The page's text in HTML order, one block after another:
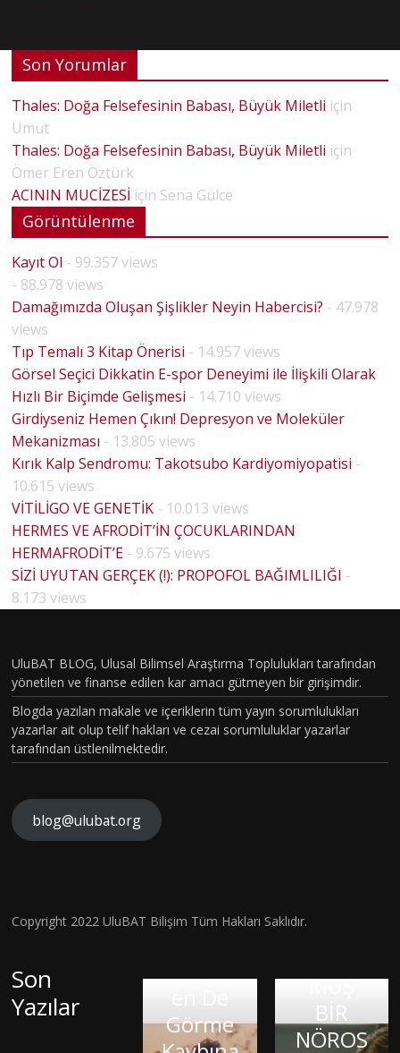
Son Yorumlar
Thales: Doğa Felsefesinin Babası, Büyük Miletli için
Umut
Thales: Doğa Felsefesinin Babası, Büyük Miletli için
Ömer Eren Öztürk
ACININ MUCİZESİ için Sena Gülce
Görüntülenme
Kayıt Ol - 99.357 views
- 88.978 views
Damağımızda Oluşan Şişlikler Neyin Habercisi? - 47.978
views
Tıp Temalı 3 Kitap Önerisi - 14.957 views
Görsel Seçici Dikkatin E-spor Deneyimi ile İlişkili Olarak
Hızlı Bir Biçimde Gelişmesi - 14.710 views
Girdiyseniz Hemen Çıkın! Depresyon ve Moleküler
Mekanizması - 13.805 views
Kırık Kalp Sendromu: Takotsubo Kardiyomiyopatisi -
10.615 views
VİTİLİGO VE GENETİK - 10.013 views
HERMES VE AFRODİT’İN ÇOCUKLARINDAN
HERMAFRODİT’E - 9.675 views
SİZİ UYUTAN GERÇEK (!): PROPOFOL BAĞIMLILIĞI -
8.173 views
UluBAT BLOG, Ulusal Bilimsel Araştırma Toplulukları tarafından
yönetilen ve finanse edilen kar amacı gütmeyen bir girişimdir.
Blogda yazılan makale ve içeriklerin tüm yayın sorumlulukları
yazarlar ait olup telif hakları ve cezai sorumluluklar yazarlar
tarafından üstlenilmektedir.
blog@ulubat.org
Copyright 2022 UluBAT Bilişim Tüm Hakları Saklıdır.
Son
Yazılar
Hava
Görme
İnsan:
BİYOLO
JİK
TOPLU
MSAL
CİNSİYE
T
MLARIN
IN
FİZYOL
TARİHS
EL
SÜREÇ
KIRIK
HOUSE
MD
BÖLÜM
VAKASI
GERÇEK
OLDU :
TÜRKİY
KTANISI
MUŞ
BİR
NÖROS